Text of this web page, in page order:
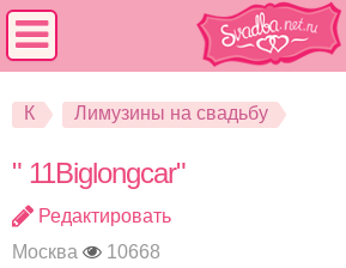
К Лимузины на свадьбу
" 11Biglongcar"
Редактировать
Москва
10668